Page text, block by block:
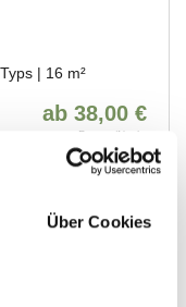
Über Cookies